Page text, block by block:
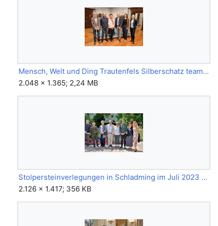
Mensch, Welt und Ding Trautenfels Silberschatz team der Ausstellung.jpg
2.048 × 1.365; 2,24 MB
Stolpersteinverlegungen in Schladming im Juli 2023 56.jpg
2.126 × 1.417; 356 KB